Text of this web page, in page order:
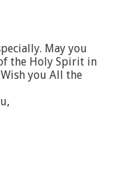
May you
the Holy Spirit in
you All the